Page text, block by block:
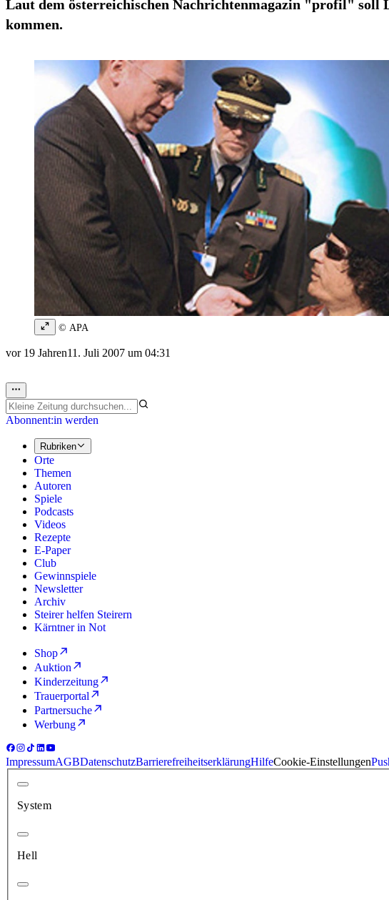
Laut dem österreichischen Nachrichtenmagazin "profil" soll
kommen.
© APA
vor 19 Jahren11. Juli 2007 um 04:31
Abonnent:in werden
Rubriken
Orte
Themen
Autoren
Spiele
Podcasts
Videos
Rezepte
E-Paper
Club
Gewinnspiele
Newsletter
Archiv
Steirer helfen Steirern
Kärntner in Not
Shop
Auktion
Kinderzeitung
Trauerportal
Partnersuche
Werbung
ImpressumAGBDatenschutzBarrierefreiheitserklärungHilfeCookie-Einstellungen
System
Hell